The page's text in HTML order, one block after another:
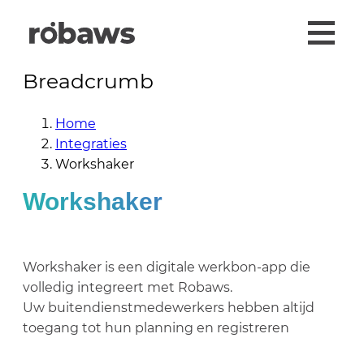
Breadcrumb
Home
Integraties
Workshaker
Workshaker
Workshaker is een digitale werkbon-app die
volledig integreert met Robaws.
Uw buitendienstmedewerkers hebben altijd
toegang tot hun planning en registreren